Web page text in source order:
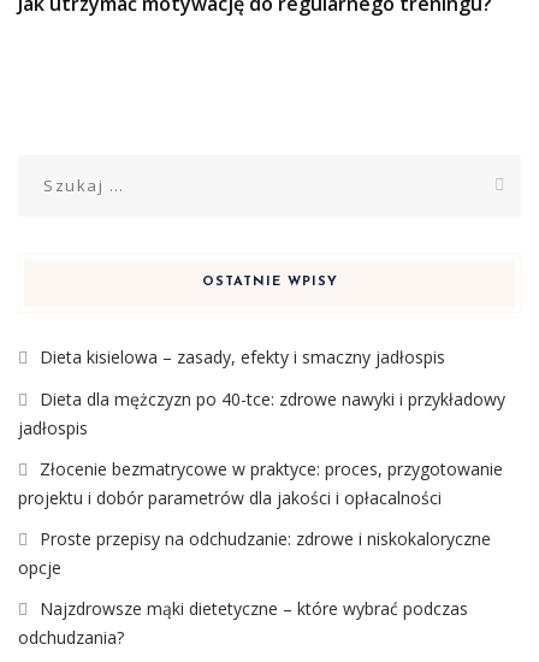
OSTATNIE WPISY
Dieta kisielowa – zasady, efekty i smaczny jadłospis
Dieta dla mężczyzn po 40-tce: zdrowe nawyki i przykładowy
jadłospis
Złocenie bezmatrycowe w praktyce: proces, przygotowanie
projektu i dobór parametrów dla jakości i opłacalności
Proste przepisy na odchudzanie: zdrowe i niskokaloryczne
opcje
Najzdrowsze mąki dietetyczne – które wybrać podczas
odchudzania?